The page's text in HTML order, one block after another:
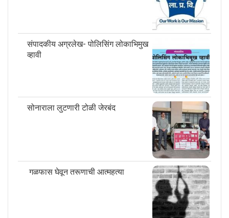
संपादकीय अग्रलेख- पोलिसिंग लोकाभिमुख
व्हावी
सोनाराला लुटणारी टोळी जेरबंद
गळफास घेवून तरूणाची आत्महत्या